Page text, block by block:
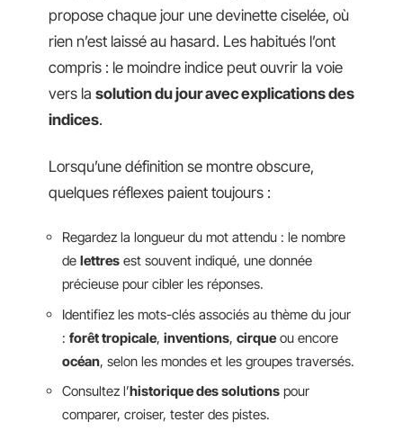
propose chaque jour une devinette ciselée, où
rien n’est laissé au hasard. Les habitués l’ont
compris : le moindre indice peut ouvrir la voie
vers la solution du jour avec explications des
indices.
Lorsqu’une définition se montre obscure,
quelques réflexes paient toujours :
Regardez la longueur du mot attendu : le nombre
de lettres est souvent indiqué, une donnée
précieuse pour cibler les réponses.
Identifiez les mots-clés associés au thème du jour
: forêt tropicale, inventions, cirque ou encore
océan, selon les mondes et les groupes traversés.
Consultez l’historique des solutions pour
comparer, croiser, tester des pistes.